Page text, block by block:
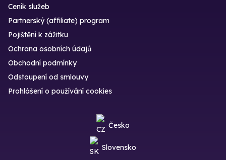
Ceník služeb
Partnerský (affiliate) program
Pojištění k zážitku
Ochrana osobních údajů
Obchodní podmínky
Odstoupení od smlouvy
Prohlášení o používání cookies
Česko
Slovensko